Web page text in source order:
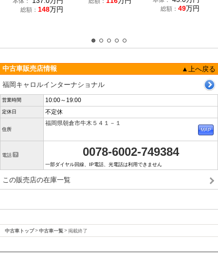
総額： 148万円 総額： 49万円
中古車販売店情報
▲上へ戻る
福岡キャロルインターナショナル
営業時間 10:00～19:00
定休日 不定休
住所
福岡県朝倉市牛木５４１－１
電話 0078-6002-749384
一部ダイヤル回線、IP電話、光電話は利用できません
この販売店の在庫一覧
中古車トップ 中古車一覧 掲載終了